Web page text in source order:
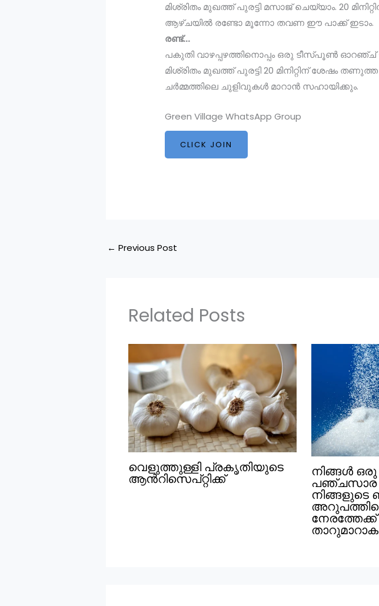
മിശ്രിതം മുഖത്ത് പുരട്ടി മസാജ് ചെയ്യാം. 20
ആഴ്ചയിൽ രണ്ടോ മൂന്നോ തവണ ഈ പാക്ക് ഇടാം.
രണ്ട്…
പകുതി വാഴപ്പഴത്തിനൊപ്പം ഒരു ടീസ്പൂൺ
മിശ്രിതം മുഖത്ത് പുരട്ടി 20 മിനിറ്റിന് ശേഷം
ചർമ്മത്തിലെ ചുളിവുകൾ മാറാൻ സഹായിക്കും.
Green Village WhatsApp Group
CLICK JOIN
← Previous Post
Related Posts
വെളുത്തുള്ളി പ്രകൃതിയുടെ
ആൻറിസെപ്റ്റിക്ക് നിങ്ങൾ
പഞ്ചസാര
നിങ്ങളുടെ
നേരത്തേക്ക്